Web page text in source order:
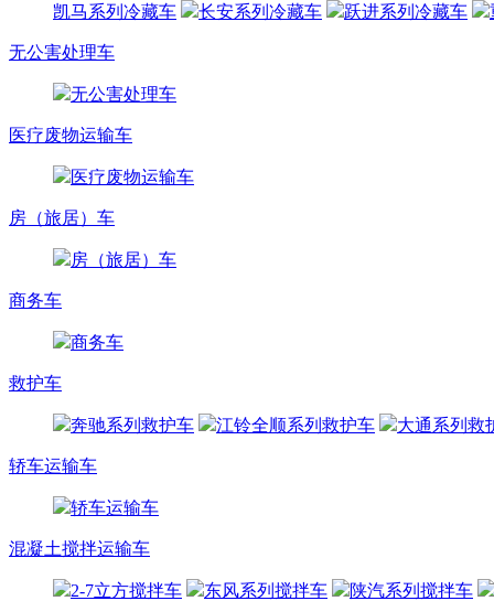
凯马系列冷藏车
长安系列冷藏车 跃进系列冷藏车
无公害处理车
无公害处理车
医疗废物运输车
医疗废物运输车
房（旅居）车
房（旅居）车
商务车
商务车
救护车
奔驰系列救护车 江铃全顺系列救护车 大通系列救
轿车运输车
轿车运输车
混凝土搅拌运输车
2-7立方搅拌车 东风系列搅拌车
陕汽系列搅拌车